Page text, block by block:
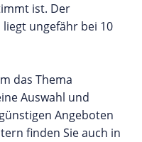
ist. Der
ungefähr bei 10
das Thema
Auswahl und
Angeboten
finden Sie auch in